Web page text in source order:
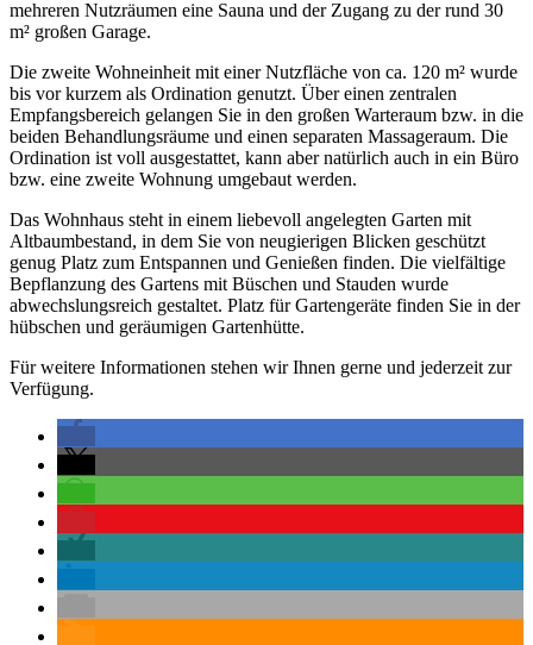
mehreren Nutzräumen eine Sauna und der Zugang zu der rund 30
m² großen Garage.
Die zweite Wohneinheit mit einer Nutzfläche von ca. 120 m² wurde
bis vor kurzem als Ordination genutzt. Über einen zentralen
Empfangsbereich gelangen Sie in den großen Warteraum bzw. in die
beiden Behandlungsräume und einen separaten Massageraum. Die
Ordination ist voll ausgestattet, kann aber natürlich auch in ein Büro
bzw. eine zweite Wohnung umgebaut werden.
Das Wohnhaus steht in einem liebevoll angelegten Garten mit
Altbaumbestand, in dem Sie von neugierigen Blicken geschützt
genug Platz zum Entspannen und Genießen finden. Die vielfältige
Bepflanzung des Gartens mit Büschen und Stauden wurde
abwechslungsreich gestaltet. Platz für Gartengeräte finden Sie in der
hübschen und geräumigen Gartenhütte.
Für weitere Informationen stehen wir Ihnen gerne und jederzeit zur
Verfügung.